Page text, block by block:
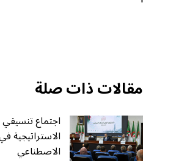
مقالات ذات صلة
اجتماع تنسيقي
الاستراتيجية
الاصطناعي